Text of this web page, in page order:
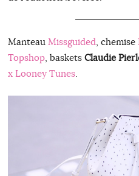
Manteau Missguided, chemise
Topshop, baskets Claudie
x Looney Tunes.